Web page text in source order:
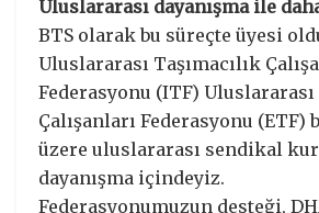
Uluslararası dayanışma ile
BTS olarak bu süreçte üyesi
Uluslararası Taşımacılık
Federasyonu (ITF) Uluslararası
Çalışanları Federasyonu (ETF)
üzere uluslararası sendikal
dayanışma içindeyiz.
Federasyonumuzun desteği,